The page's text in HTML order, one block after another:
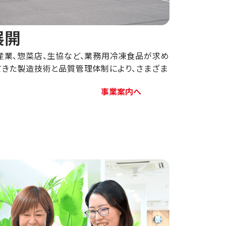
、惣菜店、生協など、業務用冷凍食品が求め
た製造技術と品質管理体制により、さまざま
事業案内へ